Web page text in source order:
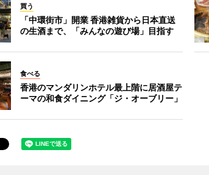
買う
「中環街市」開業 香港雑貨から日本直送
の生酒まで、「みんなの遊び場」目指す
食べる
香港のマンダリンホテル最上階に居酒屋テ
ーマの和食ダイニング「ジ・オーブリー」